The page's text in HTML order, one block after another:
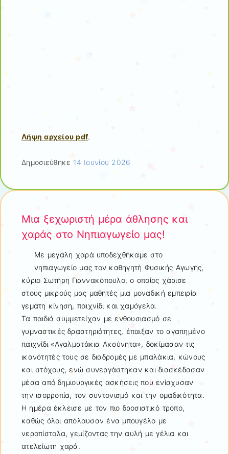
Λήψη αρχείου pdf.
Δημοσιεύθηκε 14 Ιουνίου 2026
Μια ξεχωριστή μέρα άθλησης και
χαράς στο Νηπιαγωγείο μας!
Με μεγάλη χαρά υποδεχθήκαμε στο
νηπιαγωγείο μας τον καθηγητή Φυσικής Αγωγής,
κύριο Σωτήρη Γιαννακόπουλο, ο οποίος χάρισε
στους μικρούς μας μαθητές μια μοναδική εμπειρία
γεμάτη κίνηση, παιχνίδι και χαμόγελα.
Τα παιδιά συμμετείχαν με ενθουσιασμό σε
γυμναστικές δραστηριότητες, έπαιξαν το αγαπημένο
παιχνίδι «Αγαλματάκια Ακούνητα», δοκίμασαν τις
ικανότητές τους σε διαδρομές με μπαλάκια, κώνους
και στόχους, ενώ συνεργάστηκαν και διασκέδασαν
μέσα από δημιουργικές ασκήσεις που ενίσχυσαν
την ισορροπία, τον συντονισμό και την ομαδικότητα.
Η ημέρα έκλεισε με τον πιο δροσιστικό τρόπο,
καθώς όλοι απόλαυσαν ένα μπουγέλο με
νεροπίστολα, γεμίζοντας την αυλή με γέλια και
ατελείωτη χαρά.